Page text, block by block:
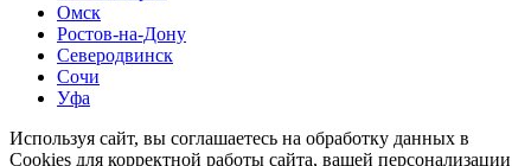
Омск
Ростов-на-Дону
Северодвинск
Сочи
Уфа
Используя сайт, вы соглашаетесь на обработку данных в
Cookies для корректной работы сайта, вашей персонализации